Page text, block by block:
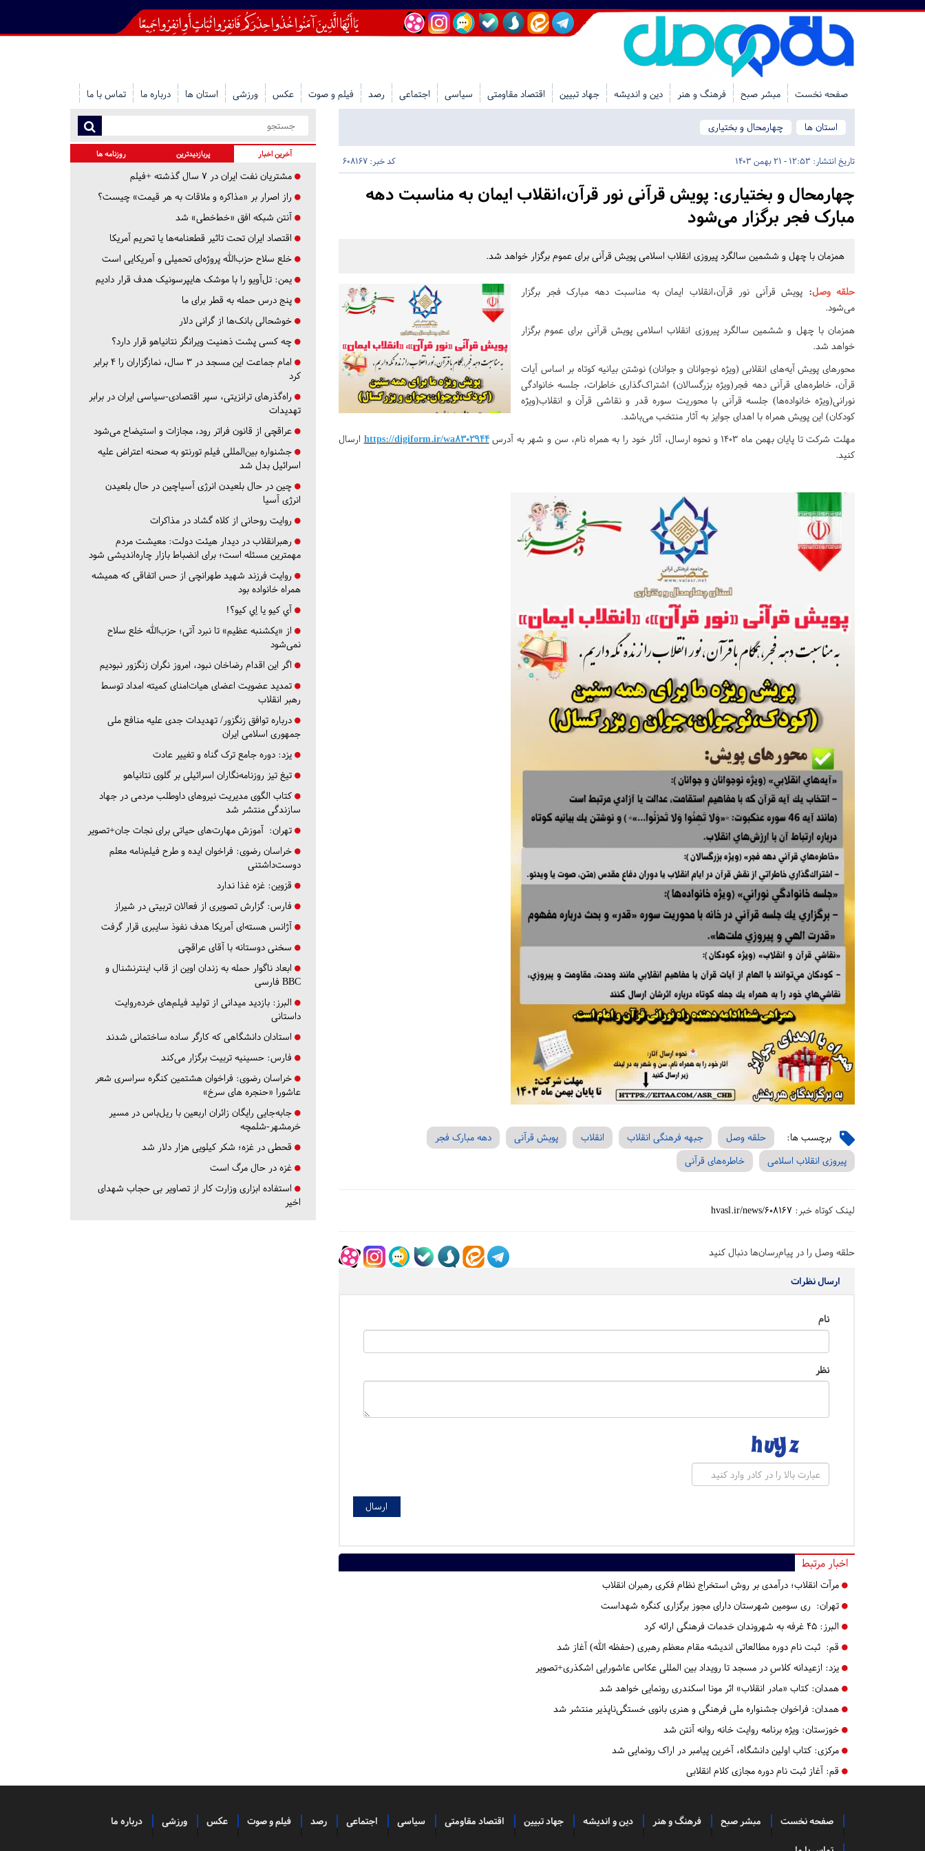
صفحه نخست مبشر صبح فرهنگ و هنر دین و اندیشه جهاد تبیین اقتصاد مقاومتی سیاسی اجتماعی رصد فیلم و صوت عکس ورزشی استان ها درباره ما تماس با ما
استان ها چهارمحال و بختیاری
تاریخ انتشار: 12:53 - 21 بهمن 1403 کد خبر: 608167
چهارمحال و بختیاری: پویش قرآنی نور قرآن،انقلاب ایمان به مناسبت دهه
مبارک فجر برگزار می‌شود
همزمان با چهل و ششمین سالگرد پیروزی انقلاب اسلامی پویش قرآنی برای عموم برگزار خواهد شد.
حلقه وصل: پویش قرآنی نور قرآن،انقلاب ایمان به مناسبت دهه مبارک فجر برگزار
می‌شود.
همزمان با چهل و ششمین سالگرد پیروزی انقلاب اسلامی پویش قرآنی برای عموم برگزار
خواهد شد.
محورهای پویش آیه‌های انقلابی (ویژه نوجوانان و جوانان) نوشتن بیانیه کوتاه بر اساس آیات
قرآن، خاطره‌های قرآنی دهه فجر(ویژه بزرگسالان) اشتراک‌گذاری خاطرات، جلسه خانوادگی
نورانی(ویژه خانواده‌ها) جلسه قرآنی با محوریت سوره قدر و نقاشی قرآن و انقلاب(ویژه
کودکان) این پویش همراه با اهدای جوایز به آثار منتخب می‌باشد.
مهلت شرکت تا پایان بهمن ماه ۱۴۰۳ و نحوه ارسال، آثار خود را به همراه نام، سن و شهر به آدرس
https://digiform.ir/wa8302944 ارسال
کنید.
برچسب ها: حلقه وصل جبهه فرهنگی انقلاب انقلاب پویش قرآنی
دهه مبارک فجر
پیروزی انقلاب اسلامی
خاطره‌های قرآنی
لینک کوتاه خبر: hvasl.ir/news/608167
حلقه وصل را در پیام‌رسان‌ها دنبال کنید
ارسال نظرات
نام
نظر
اخبار مرتبط
مرآت انقلاب؛ درآمدی بر روش استخراج نظام فکری رهبران انقلاب
تهران: ری سومین شهرستان دارای مجوز برگزاری کنگره شهداست
البرز:
قم: ثبت نام دوره مطالعاتی اندیشه مقام معظم رهبری (حفظه الله) آغاز شد
یزد: ازعیدانه کلاسِ در مسجد تا رویداد بین المللی عکاس عاشورایی اشکذری+تصویر
همدان: کتاب «مادر انقلاب» اثر مونا اسکندری رونمایی خواهد شد
همدان: فراخوان جشنواره ملی فرهنگی و هنری بانوی خستگی‌ناپذیر منتشر شد
خوزستان: ویژه برنامه روایت‌ خانه روانه آنتن شد
مرکزی: کتاب اولین دانشگاه، آخرین پیامبر در اراک رونمایی شد
قم: آغاز ثبت‌‌ نام دوره مجازی کلام انقلابی
آخرین اخبار پربازدیدترین روزنامه ها
مشتریان نفت ایران در ۷ سال گذشته +فیلم
راز اصرار بر «مذاکره و ملاقات به هر قیمت» چیست؟
آنتن شبکه افق «خط‌خطی» شد
اقتصاد ایران تحت تاثیر قطعنامه‌ها یا تحریم‌ آمریکا
خلع سلاح حزب‌الله پروژه‌ای تحمیلی و آمریکایی است
یمن: تل‌آویو را با موشک هایپرسونیک هدف قرار دادیم
پنج درس‌ حمله به قطر برای ما
خوشحالی بانک‌ها از گرانی دلار
چه کسی پشت ذهنیت ویرانگر نتانیاهو قرار دارد؟
امام جماعت این مسجد در ۳ سال، نمازگزاران را ۴ برابر
کرد
راه‌گذرهای ترانزیتی، سپر اقتصادی-سیاسی ایران در برابر
تهدیدات
عراقچی از قانون فراتر رود، مجازات و استیضاح می‌شود
جشنواره بین‌المللی فیلم تورنتو به صحنه اعتراض علیه
اسرائیل بدل شد
چین در حال بلعیدن انرژی آسیاچین در حال بلعیدن
انرژی آسیا
روایت روحانی از کلاه گشاد در مذاکرات
رهبرانقلاب در دیدار هیئت دولت: معیشت مردم
مهمترین مسئله است؛ برای انضباط بازار چاره‌اندیشی شود
روایت فرزند شهید طهرانچی از حس اتفاقی که همیشه
همراه خانواده بود
آي كيو يا اِي كيو؟!
از «یکشنبه عظیم» تا نبرد آتی؛ حزب‌الله خلع سلاح
نمی‌شود
اگر این اقدام رضاخان نبود، امروز نگران زنگزور نبودیم
تمدید عضویت اعضای هیات‌امنای کمیته امداد توسط
رهبر انقلاب
درباره توافق زنگزور/ تهدیدات جدی علیه منافع ملی
جمهوری اسلامی ایران
یزد: دوره جامع ترک گناه و تغییر عادت
تیغ تیز روزنامه‌نگاران اسرائیلی بر گلوی نتانیاهو
کتاب الگوی مدیریت نیروهای داوطلب مردمی در جهاد
سازندگی منتشر شد
تهران: آموزش مهارت‌های حیاتی برای نجات جان+تصویر
خراسان رضوی: فراخوان ایده و طرح فیلم‌نامه معلم
دوست‌داشتنی
قزوین: غزه غذا ندارد
فارس: گزارش تصویری از فعالان تربیتی در شیراز
آژانس هسته‌ای آمریکا هدف نفوذ سایبری قرار گرفت
سخنی دوستانه با آقای عراقچی
ابعاد ناگوار حمله به زندان اوین از قاب اینترنشنال و
BBC فارسی
البرز: بازدید میدانی از تولید فیلم‌های خرده‌روایت
داستانی
استادان دانشگاهی که کارگر ساده ساختمانی شدند
فارس: حسینیه تربیت برگزار می‌کند
خراسان رضوی: فراخوان هشتمین کنگره سراسری شعر
عاشورا «حنجره های سرخ»
جابه‌جایی رایگان زائران اربعین با ریل‌باس در مسیر
خرمشهر-شلمچه
قحطی در غزه؛ شکر کیلویی هزار دلار شد
غزه در حال مرگ است
استفاده ابزاری وزارت کار از تصاویر بی حجاب شهدای
اخیر
صفحه نخست مبشر صبح فرهنگ و هنر دین و اندیشه جهاد تبیین اقتصاد مقاومتی سیاسی اجتماعی رصد فیلم و صوت عکس ورزشی درباره ما